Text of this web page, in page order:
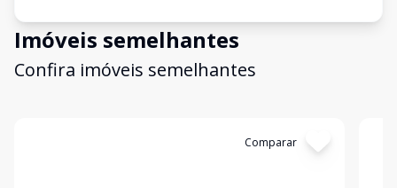
Imóveis semelhantes
Confira imóveis semelhantes
Comparar